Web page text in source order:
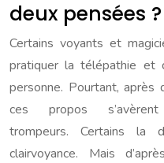
deux pensées ?
Certains voyants et
pratiquer la télépathie et
personne. Pourtant, après
ces propos
trompeurs. Certains la
clairvoyance. Mais